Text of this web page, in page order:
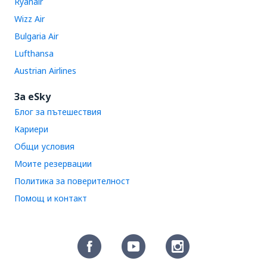
Wizz Air
Bulgaria Air
Lufthansa
Austrian Airlines
За eSky
Блог за пътешествия
Кариери
Общи условия
Моите резервации
Политика за поверителност
Помощ и контакт